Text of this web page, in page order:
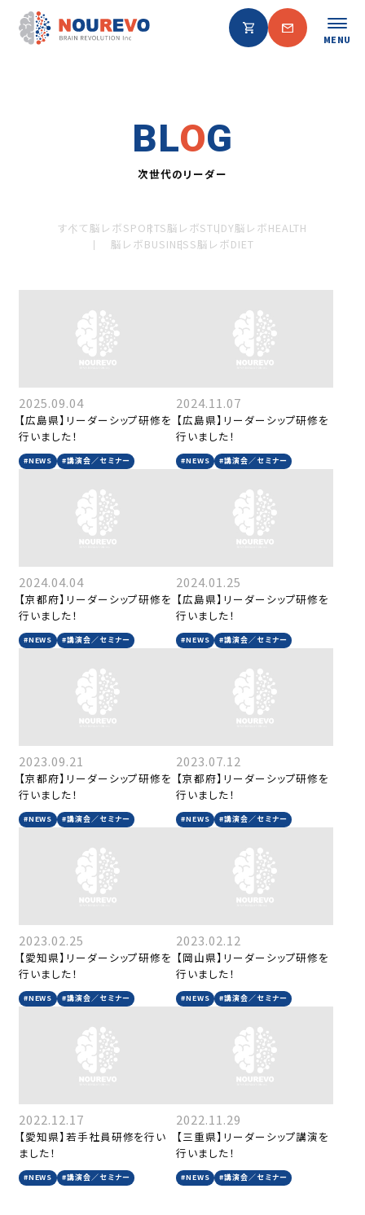
MENU
BLOG
次世代のリーダー
すべて脳レボSPORTS脳レボSTUDY脳レボHEALTH
脳レボBUSINESS脳レボDIET
2025.09.04
【広島県】リーダーシップ研修を
行いました！
#NEWS #講演会／セミナー
2024.11.07
【広島県】リーダーシップ研修を
行いました！
#NEWS #講演会／セミナー
2024.04.04
【京都府】リーダーシップ研修を
行いました！
#NEWS #講演会／セミナー
2024.01.25
【広島県】リーダーシップ研修を
行いました！
#NEWS #講演会／セミナー
2023.09.21
【京都府】リーダーシップ研修を
行いました！
#NEWS #講演会／セミナー
2023.07.12
【京都府】リーダーシップ研修を
行いました！
#NEWS #講演会／セミナー
2023.02.25
【愛知県】リーダーシップ研修を
行いました！
#NEWS #講演会／セミナー
2023.02.12
【岡山県】リーダーシップ研修を
行いました！
#NEWS #講演会／セミナー
2022.12.17
【愛知県】若手社員研修を行い
ました！
#NEWS #講演会／セミナー
2022.11.29
【三重県】リーダーシップ講演を
行いました！
#NEWS #講演会／セミナー